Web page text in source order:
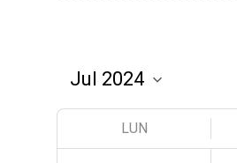
LUN